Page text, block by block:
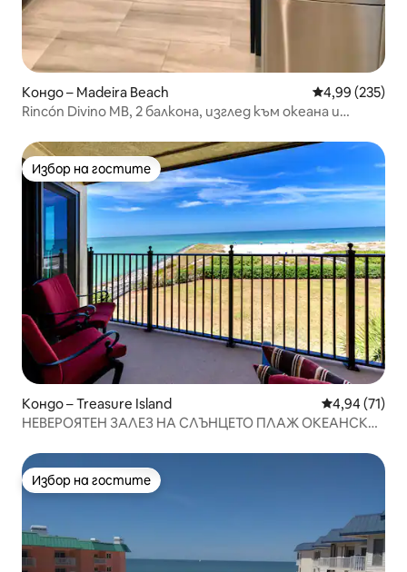
Кондо – Madeira Beach Средна
4,99 (235)
Rincón Divino MB, 2 балкона, изглед към океана и
Избор на гостите
Избор на гостите
Кондо – Treasure Island Средна
4,94 (71)
НЕВЕРОЯТЕН ЗАЛЕЗ НА СЛЪНЦЕТО ПЛАЖ ОКЕАНСКА
Избор на гостите
Избор на гостите